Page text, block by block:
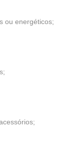
ou energéticos;